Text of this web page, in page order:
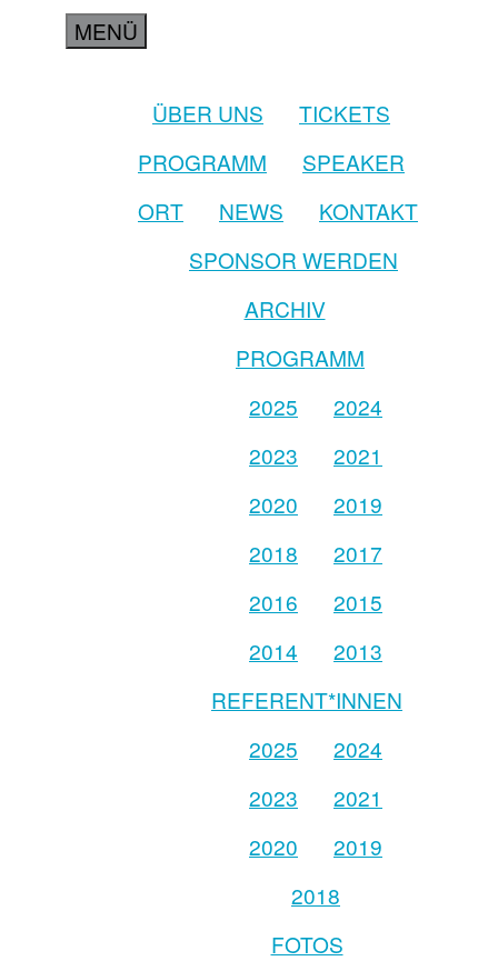
MENÜ
ÜBER UNS
TICKETS
PROGRAMM
SPEAKER
ORT
NEWS
KONTAKT
SPONSOR WERDEN
ARCHIV
PROGRAMM
2025
2024
2023
2021
2020
2019
2018
2017
2016
2015
2014
2013
REFERENT*INNEN
2025
2024
2023
2021
2020
2019
2018
FOTOS